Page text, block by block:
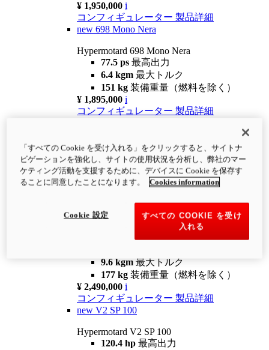
¥ 1,950,000 i
コンフィギュレーター 製品詳細
new 698 Mono Nera
Hypermotard 698 Mono Nera
77.5 ps 最高出力
6.4 kgm 最大トルク
151 kg 装備重量（燃料を除く）
¥ 1,895,000 i
コンフィギュレーター 製品詳細
Hypermotard V2
120.4 hp最高出力
9.6 kgm最大トルク
180 kg装備重量（燃料を除く）
コンフィギュレーター 製品詳細
newV2 SP
Hypermotard V2 SP
9.6 kgm 最大トルク
177 kg 装備重量（燃料を除く）
¥ 2,490,000 i
コンフィギュレーター 製品詳細
new V2 SP 100
Hypermotard V2 SP 100
120.4 hp 最高出力
「すべての Cookie を受け入れる」をクリックすると、サイトナ
ビゲーションを強化し、サイトの使用状況を分析し、弊社のマー
ケティング活動を支援するために、デバイスに Cookie を保存す
ることに同意したことになります。
Cookies information
すべての COOKIE を受け
入れる
Cookie 設定